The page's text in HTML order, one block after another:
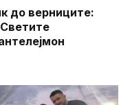
до верниците: